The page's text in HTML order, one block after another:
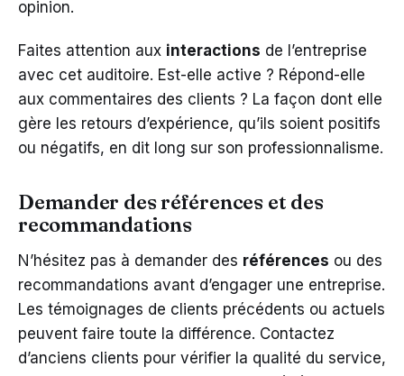
opinion.
Faites attention aux interactions de l’entreprise
avec cet auditoire. Est-elle active ? Répond-elle
aux commentaires des clients ? La façon dont elle
gère les retours d’expérience, qu’ils soient positifs
ou négatifs, en dit long sur son professionnalisme.
Demander des références et des
recommandations
N’hésitez pas à demander des références ou des
recommandations avant d’engager une entreprise.
Les témoignages de clients précédents ou actuels
peuvent faire toute la différence. Contactez
d’anciens clients pour vérifier la qualité du service,